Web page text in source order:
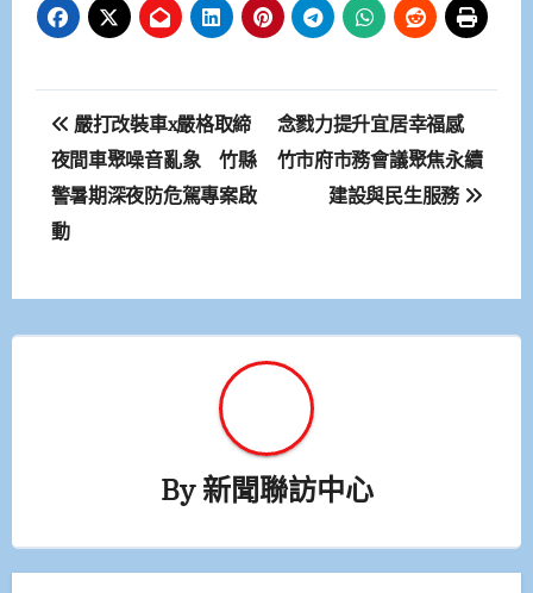
文
章
導
嚴打改裝車x嚴格取締
夜間車聚噪音亂象 竹縣
警暑期深夜防危駕專案啟
動
念戮力提升宜居幸福感
竹市府市務會議聚焦永續
建設與民生服務
By新聞聯訪中心